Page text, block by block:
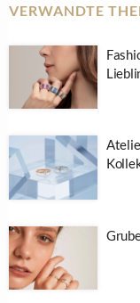
VERWANDTE